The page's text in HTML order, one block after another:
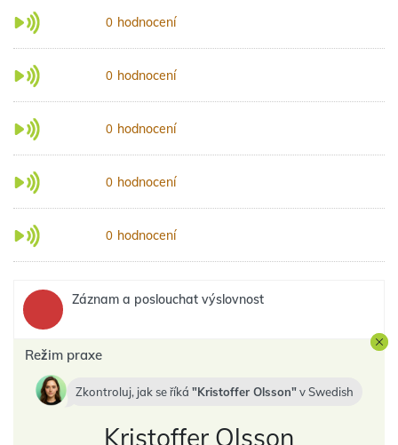
0 hodnocení
0 hodnocení
0 hodnocení
0 hodnocení
0 hodnocení
Záznam a poslouchat výslovnost
Režim praxe
Zkontroluj, jak se říká Kristoffer Olsson vSwedish
Kristoffer Olsson